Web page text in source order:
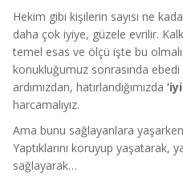
Hekim gibi kişilerin sayısı ne
daha çok iyiye, güzele evrilir.
temel esas ve ölçü işte bu
konukluğumuz sonrasında
ardımızdan, hatırlandığımızda
harcamalıyız.
Ama bunu sağlayanlara
Yaptıklarını koruyup yaşatarak,
sağlayarak…